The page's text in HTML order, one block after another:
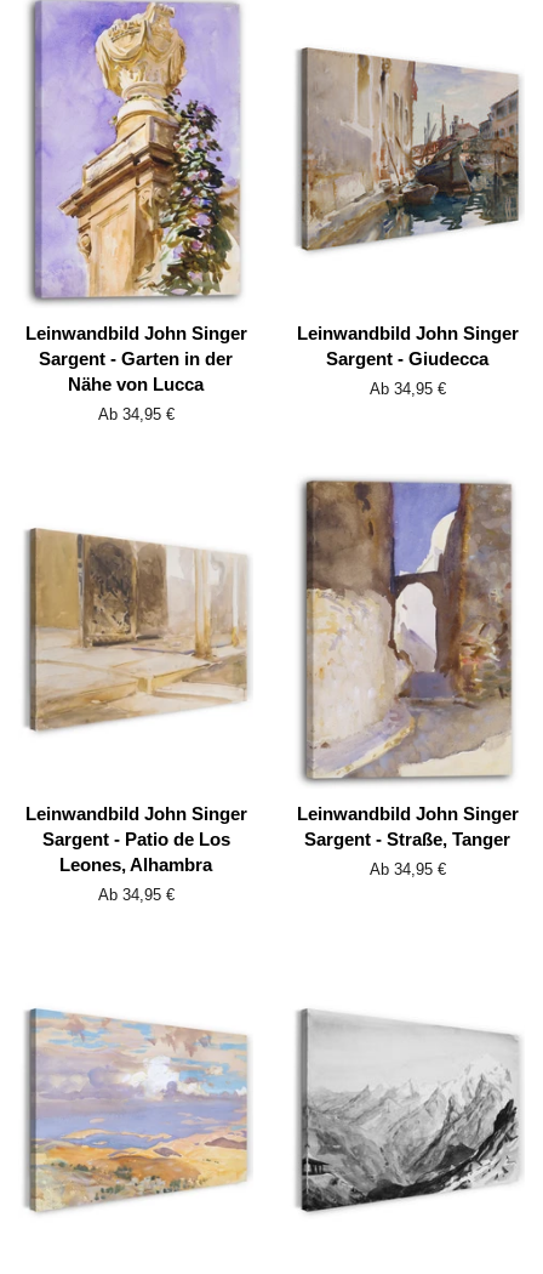
Leinwandbild John Singer
Sargent - Garten in der
Nähe von Lucca
Ab 34,95 €
Leinwandbild John Singer
Sargent - Giudecca
Ab 34,95 €
Leinwandbild John Singer
Sargent - Patio de Los
Leones, Alhambra
Ab 34,95 €
Leinwandbild John Singer
Sargent - Straße, Tanger
Ab 34,95 €